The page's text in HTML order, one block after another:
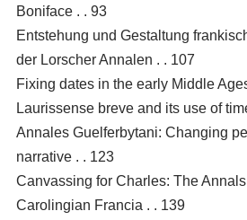
Boniface . . 93
Entstehung und Gestaltung
der Lorscher Annalen . . 107
Fixing dates in the early Middle
Laurissense breve and its use of
Annales Guelferbytani: Changing
narrative . . 123
Canvassing for Charles: The
Carolingian Francia . . 139